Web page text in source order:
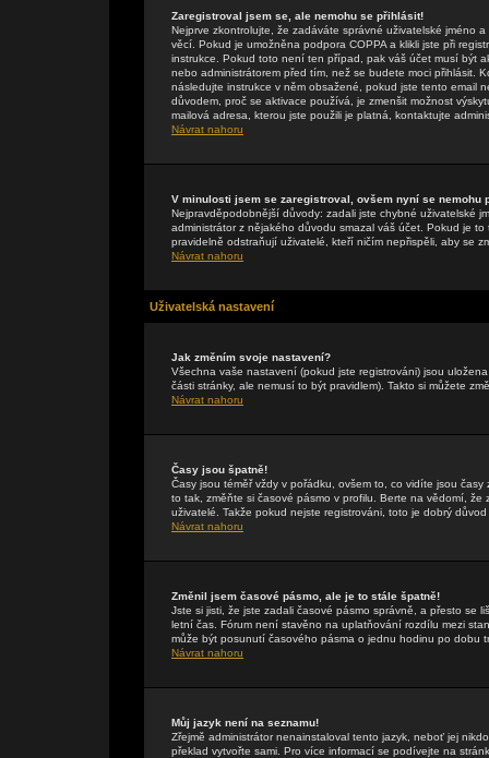
Zaregistroval jsem se, ale nemohu se přihlásit!
Nejprve zkontrolujte, že zadáváte správné uživatelské jméno
věcí. Pokud je umožněna podpora COPPA a klikli jste při
instrukce. Pokud toto není ten případ, pak váš účet musí být
nebo administrátorem před tím, než se budete moci přihlásit.
následujte instrukce v něm obsažené, pokud jste tento email
důvodem, proč se aktivace používá, je zmenšit možnost
mailová adresa, kterou jste použili je platná, kontaktujte
Návrat nahoru
V minulosti jsem se zaregistroval, ovšem nyní se nemohu
Nejpravděpodobnější důvody: zadali jste chybné uživatelské
administrátor z nějakého důvodu smazal váš účet. Pokud je
pravidelně odstraňují uživatelé, kteří ničím nepřispěli, aby se
Návrat nahoru
Uživatelská nastavení
Jak změním svoje nastavení?
Všechna vaše nastavení (pokud jste registrováni) jsou
části stránky, ale nemusí to být pravidlem). Takto si můžete
Návrat nahoru
Časy jsou špatně!
Časy jsou téměř vždy v pořádku, ovšem to, co vidíte jsou
to tak, změňte si časové pásmo v profilu. Berte na vědomí,
uživatelé. Takže pokud nejste registrováni, toto je dobrý
Návrat nahoru
Změnil jsem časové pásmo, ale je to stále špatně!
Jste si jisti, že jste zadali časové pásmo správně, a přesto
letní čas. Fórum není stavěno na uplatňování rozdílu mezi
může být posunutí časového pásma o jednu hodinu po dobu
Návrat nahoru
Můj jazyk není na seznamu!
Zřejmě administrátor nenainstaloval tento jazyk, neboť jej
překlad vytvořte sami. Pro více informací se podívejte na